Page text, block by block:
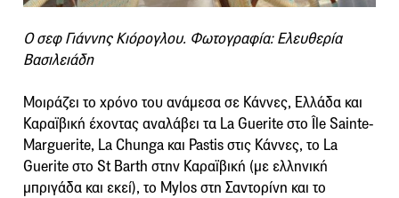
Ο σεφ Γιάννης Κιόρογλου. Φωτογραφία: Ελευθερία
Βασιλειάδη
Μοιράζει το χρόνο του ανάμεσα σε Κάννες, Ελλάδα και
Καραϊβική έχοντας αναλάβει τα La Guerite στο Île Sainte-
Marguerite, La Chunga και Pastis στις Κάννες, το La
Guerite στο St Barth στην Καραϊβική (με ελληνική
μπριγάδα και εκεί), το Mylos στη Σαντορίνη και το